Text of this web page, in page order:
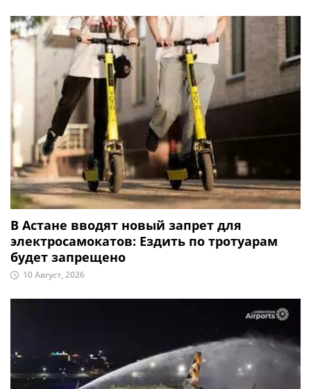
В Астане вводят новый запрет для
электросамокатов: Ездить по тротуарам
будет запрещено
10 Август, 2026